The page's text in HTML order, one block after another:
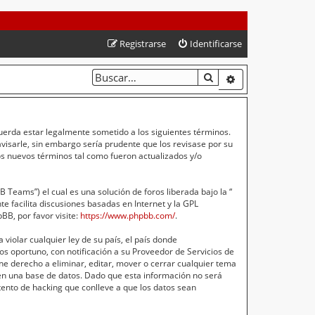
Identificarse
Registrarse
BUSCAR
estar legalmente sometido a los siguientes términos.
sin embargo sería prudente que los revisase por su
nuevos términos tal como fueron actualizados y/o
Teams”) el cual es una solución de foros liberada bajo la “
facilita discusiones basadas en Internet y la GPL
por favor visite: https://www.phpbb.com/.
cualquier ley de su país, el país donde
oportuno, con notificación a su Proveedor de Servicios de
derecho a eliminar, editar, mover o cerrar cualquier tema
base de datos. Dado que esta información no será
de hacking que conlleve a que los datos sean